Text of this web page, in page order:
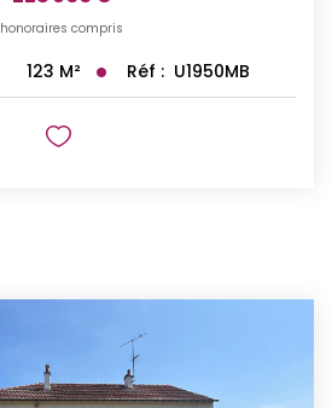
honoraires compris
123 M² Réf : U1950MB